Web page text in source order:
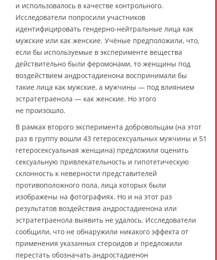
и использовалось в качестве контрольного.
Исследователи попросили участников
идентифицировать гендерно-нейтральные лица как
мужские или как женские. Учёные предположили, что,
если бы используемые в эксперименте вещества
действительно были феромонами, то женщины под
воздействием андростадиенона воспринимали бы
такие лица как мужские, а мужчины — под влиянием
эстратетраенола — как женские. Но этого
не произошло.
В рамках второго эксперимента добровольцам (на этот
раз в группу вошли 43 гетеросексуальных мужчины и 51
гетеросексуальная женщина) предложили оценить
сексуальную привлекательность и гипотетическую
склонность к неверности представителей
противоположного пола, лица которых были
изображены на фотографиях. Но и на этот раз
результатов воздействия андростадиенона или
эстратетраенола выявить не удалось. Исследователи
сообщили, что не обнаружили никакого эффекта от
применения указанных стероидов и предложили
перестать обозначать андростадиенон